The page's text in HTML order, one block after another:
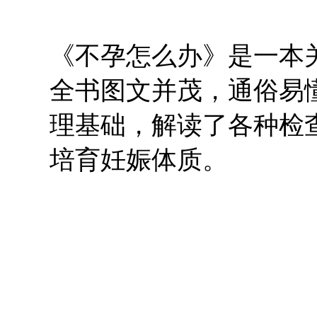
《不孕怎么办》是一
全书图文并茂，通俗易
理基础，解读了各种检
培育妊娠体质。